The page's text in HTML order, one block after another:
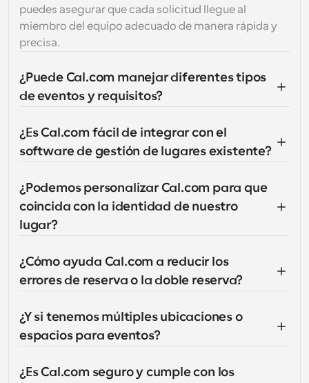
puedes asegurar que cada solicitud llegue al
miembro del equipo adecuado de manera rápida y
precisa.
¿Puede Cal.com manejar diferentes tipos
de eventos y requisitos?
¿Es Cal.com fácil de integrar con el
software de gestión de lugares existente?
¿Podemos personalizar Cal.com para que
coincida con la identidad de nuestro
lugar?
¿Cómo ayuda Cal.com a reducir los
errores de reserva o la doble reserva?
¿Y si tenemos múltiples ubicaciones o
espacios para eventos?
¿Es Cal.com seguro y cumple con los